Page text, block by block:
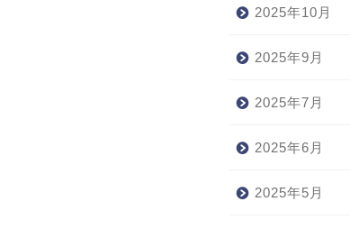
2025年10月
2025年9月
2025年7月
2025年6月
2025年5月